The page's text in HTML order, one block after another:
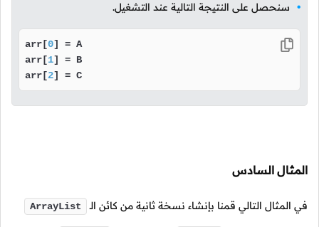
سنحصل على النتيجة التالية عند التشغيل.
arr[0] = A
arr[1] = B
arr[2] = C
المثال السادس
في المثال التالي قمنا بإنشاء نسخة ثانية من كائن الـ ArrayList